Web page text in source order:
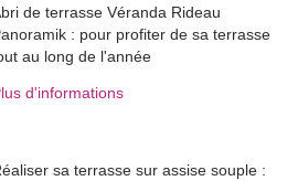
de terrasse Véranda Rideau
: pour profiter de sa terrasse
au long de l'année
d'informations
sa terrasse sur assise souple :